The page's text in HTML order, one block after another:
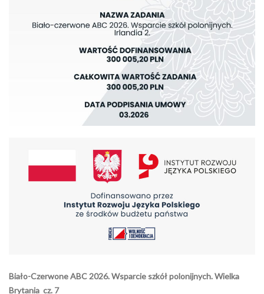
Biało-Czerwone ABC 2026. Wsparcie szkół polonijnych. Wielka
Brytania cz. 7